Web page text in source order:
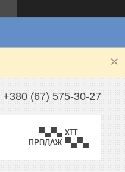
+380 (67) 575-30-27
▀▄▀▄ ХІТ
ПРОДАЖ ▀▄▀▄